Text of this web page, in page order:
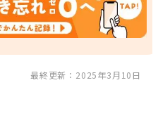
最終更新：2025年3月10日